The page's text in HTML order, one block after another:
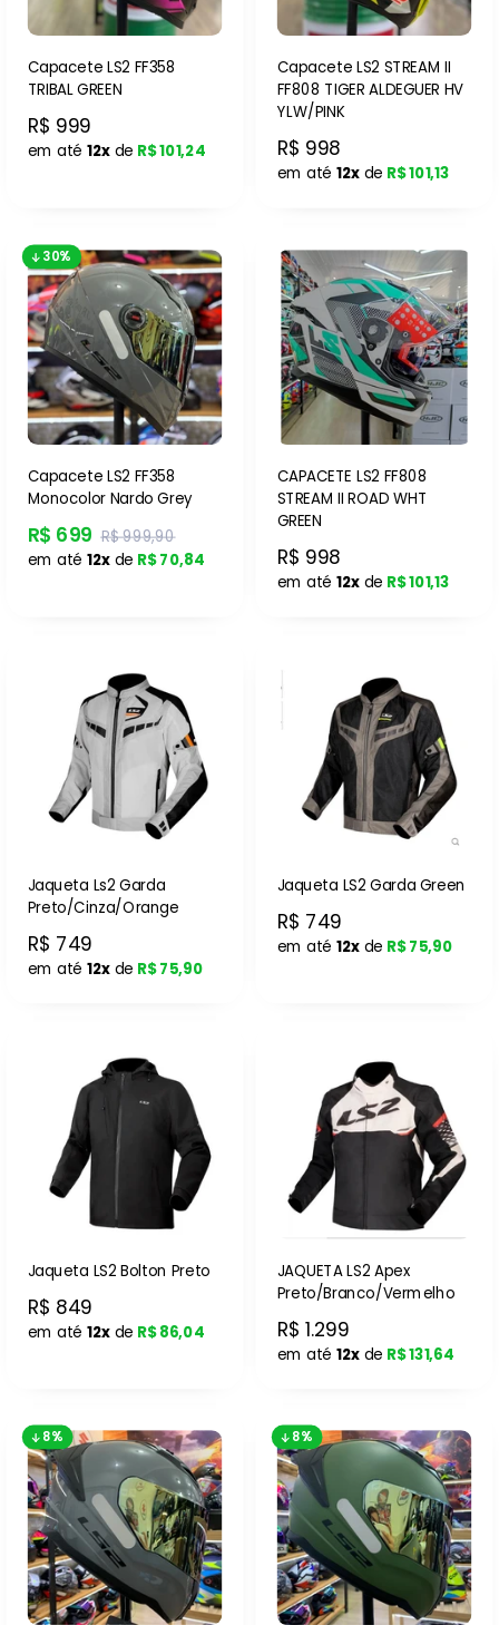
Capacete LS2 FF358
TRIBAL GREEN
R$ 999
em até 12xde R$ 101,24
Capacete LS2 STREAM II
FF808 TIGER ALDEGUER HV
YLW/PINK
R$ 998
em até 12xde R$ 101,13
30%
Capacete LS2 FF358
Monocolor Nardo Grey
R$ 699 R$ 999,90
em até 12xde R$ 70,84
CAPACETE LS2 FF808
STREAM II ROAD WHT
GREEN
R$ 998
em até 12xde R$ 101,13
Jaqueta Ls2 Garda
Preto/Cinza/Orange
R$ 749
em até 12xde R$ 75,90
Jaqueta LS2 Garda Green
R$ 749
em até 12xde R$ 75,90
Jaqueta LS2 Bolton Preto
R$ 849
em até 12xde R$ 86,04
JAQUETA LS2 Apex
Preto/Branco/Vermelho
R$ 1.299
em até 12xde R$ 131,64
8% 8%